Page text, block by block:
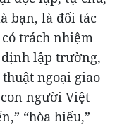
bạn, là đối tác
trách nhiệm
lập trường,
ngoại giao
người Việt
“hòa hiếu,”